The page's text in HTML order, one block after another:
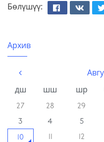
Бөлүшүү:
Facebook
Архив
дш
шш шр
27 28 29
3
4 5
10
12